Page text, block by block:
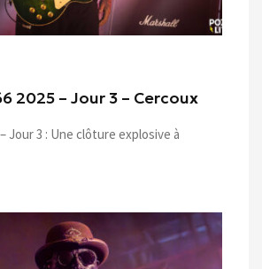
2025 – Jour 3 – Cercoux
Jour 3 : Une clôture explosive à